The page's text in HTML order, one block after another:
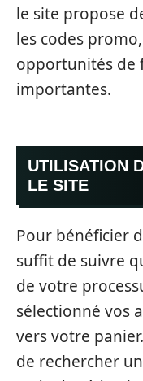
le site propose
les codes
opportunités de
importantes.
UTILISATION
LE SITE
Pour bénéficier
suffit de suivre
de votre
sélectionné vos
vers votre
de rechercher